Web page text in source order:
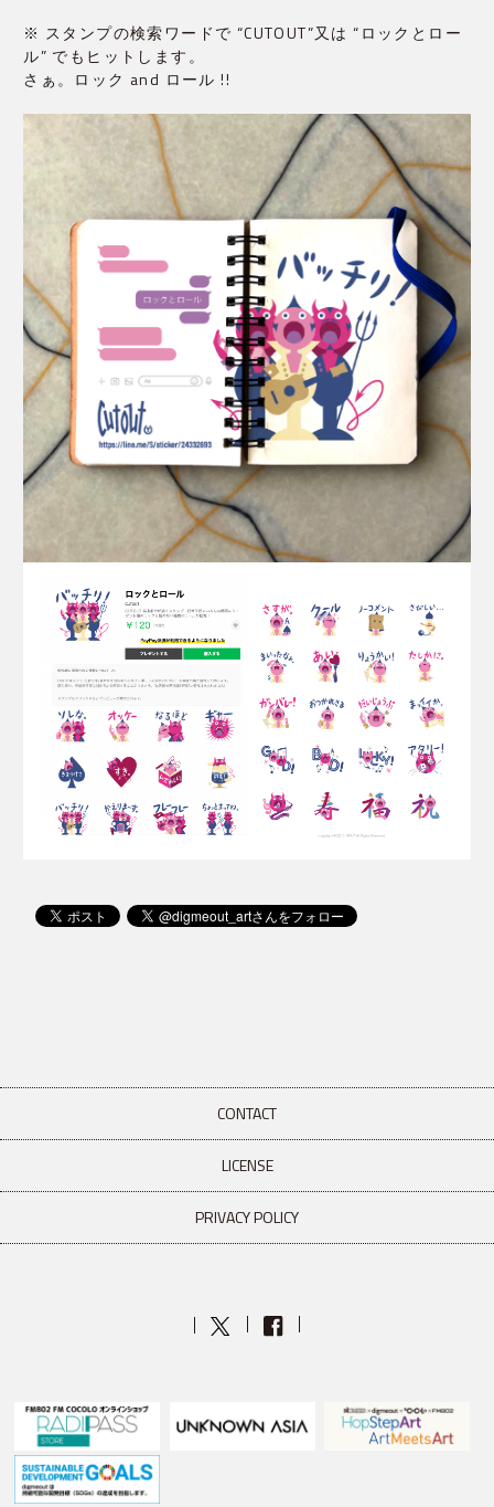
※ スタンプの検索ワードで “CUTOUT”又は “ロックとロー
ル” でもヒットします。
さぁ。ロック and ロール !!
CONTACT
LICENSE
PRIVACY POLICY